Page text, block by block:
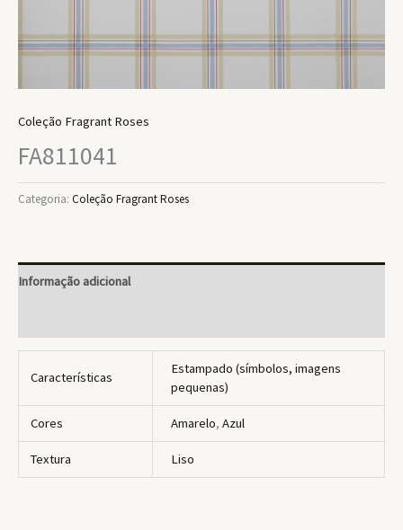
Coleção Fragrant Roses
FA811041
Categoria: Coleção Fragrant Roses
Informação adicional
Características
Estampado (símbolos, imagens
pequenas)
Cores Amarelo, Azul
Textura Liso